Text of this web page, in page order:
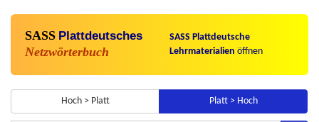
SASS Plattdeutsches
Netzwörterbuch
SASS Plattdeutsche
Lehrmaterialien öffnen
Hoch > Platt Platt > Hoch